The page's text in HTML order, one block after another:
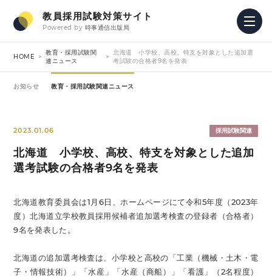
教員採用試験対策サイト
Powered by 時事通信出版局
HOME
教育・採用試験関
連ニュース
北海道 小学校、高校、特支を対象とした追加選
考試験の合格者9名を発表
お知らせ 教育・採用試験関連ニュース
2023.01.06 採用試験関連
北海道 小学校、高校、特支を対象とした追加
選考試験の合格者9名を発表
北海道教育委員会は1月6日、ホームページにて令和5年度（2023年
度）北海道立学校教員採用候補者追加選考検査の登録者（合格者）
9名を発表した。
北海道の追加選考検査は、小学校と高校の「工業（機械・土木・電
子・情報技術）」「水産」「水産（商船）」「看護」（2名程度）